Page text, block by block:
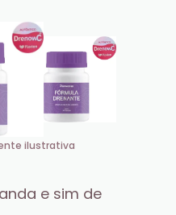
ilustrativa
e sim de